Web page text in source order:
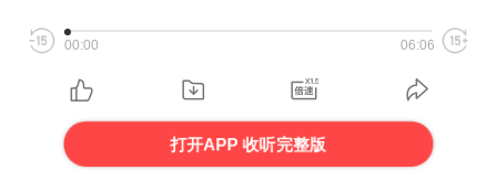
00:00 06:06
打开APP 收听完整版